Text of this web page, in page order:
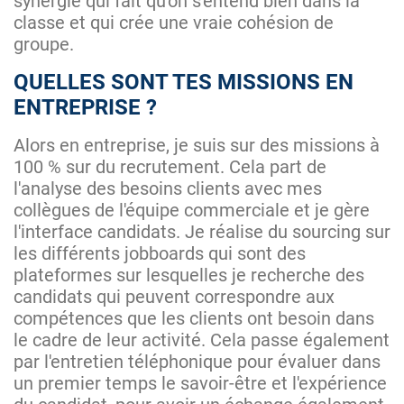
classe et qui crée une vraie cohésion de
groupe.
QUELLES SONT TES MISSIONS EN
ENTREPRISE ?
Alors en entreprise, je suis sur des missions à
100 % sur du recrutement. Cela part de
l'analyse des besoins clients avec mes
collègues de l'équipe commerciale et je gère
l'interface candidats. Je réalise du sourcing sur
les différents jobboards qui sont des
plateformes sur lesquelles je recherche des
candidats qui peuvent correspondre aux
compétences que les clients ont besoin dans
le cadre de leur activité. Cela passe également
par l'entretien téléphonique pour évaluer dans
un premier temps le savoir-être et l'expérience